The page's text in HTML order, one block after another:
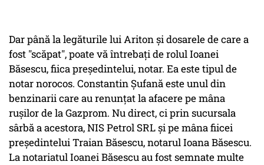
Dar până la legăturile lui Ariton și dosarele de care a
fost "scăpat", poate vă întrebați de rolul Ioanei
Băsescu, fiica președintelui, notar. Ea este tipul de
notar norocos. Constantin Şufană este unul din
benzinarii care au renunţat la afacere pe mâna
ruşilor de la Gazprom. Nu direct, ci prin sucursala
sârbă a acestora, NIS Petrol SRL şi pe mâna fiicei
preşedintelui Traian Băsescu, notarul Ioana Băsescu.
La notariatul Ioanei Băsescu au fost semnate multe